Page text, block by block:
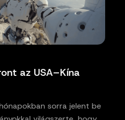
az USA–Kína
sorra jelent be